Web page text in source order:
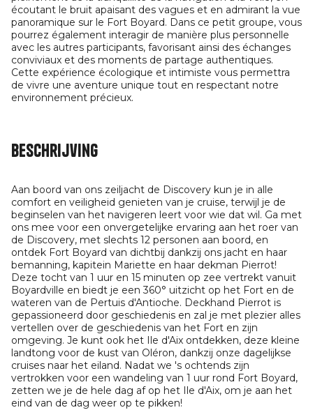
écoutant le bruit apaisant des vagues et en admirant la vue
panoramique sur le Fort Boyard. Dans ce petit groupe, vous
pourrez également interagir de manière plus personnelle
avec les autres participants, favorisant ainsi des échanges
conviviaux et des moments de partage authentiques.
Cette expérience écologique et intimiste vous permettra
de vivre une aventure unique tout en respectant notre
environnement précieux.
Beschrijving
Aan boord van ons zeiljacht de Discovery kun je in alle
comfort en veiligheid genieten van je cruise, terwijl je de
beginselen van het navigeren leert voor wie dat wil. Ga met
ons mee voor een onvergetelijke ervaring aan het roer van
de Discovery, met slechts 12 personen aan boord, en
ontdek Fort Boyard van dichtbij dankzij ons jacht en haar
bemanning, kapitein Mariette en haar dekman Pierrot!
Deze tocht van 1 uur en 15 minuten op zee vertrekt vanuit
Boyardville en biedt je een 360° uitzicht op het Fort en de
wateren van de Pertuis d'Antioche. Deckhand Pierrot is
gepassioneerd door geschiedenis en zal je met plezier alles
vertellen over de geschiedenis van het Fort en zijn
omgeving. Je kunt ook het Ile d'Aix ontdekken, deze kleine
landtong voor de kust van Oléron, dankzij onze dagelijkse
cruises naar het eiland. Nadat we 's ochtends zijn
vertrokken voor een wandeling van 1 uur rond Fort Boyard,
zetten we je de hele dag af op het Ile d'Aix, om je aan het
eind van de dag weer op te pikken!